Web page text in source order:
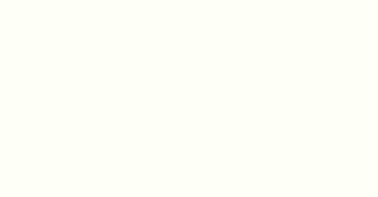
h (min 115 m3/h)